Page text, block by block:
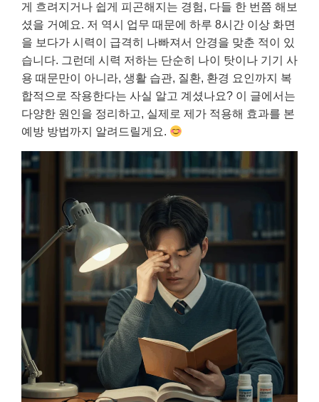
게 흐려지거나 쉽게 피곤해지는 경험, 다들 한 번쯤 해보
셨을 거예요. 저 역시 업무 때문에 하루 8시간 이상 화면
을 보다가 시력이 급격히 나빠져서 안경을 맞춘 적이 있
습니다. 그런데 시력 저하는 단순히 나이 탓이나 기기 사
용 때문만이 아니라, 생활 습관, 질환, 환경 요인까지 복
합적으로 작용한다는 사실 알고 계셨나요? 이 글에서는
다양한 원인을 정리하고, 실제로 제가 적용해 효과를 본
예방 방법까지 알려드릴게요.